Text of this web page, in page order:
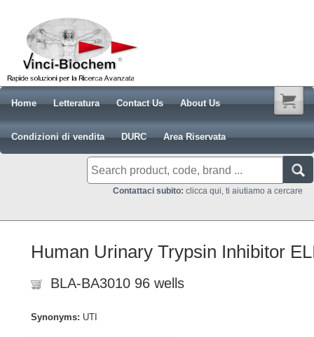
Home Letteratura Contact Us About Us
Condizioni di vendita DURC Area Riservata
Contattaci subito: clicca qui, ti aiutiamo a cercare
Human Urinary Trypsin Inhibitor
BLA-BA3010 96 wells
Synonyms: UTI